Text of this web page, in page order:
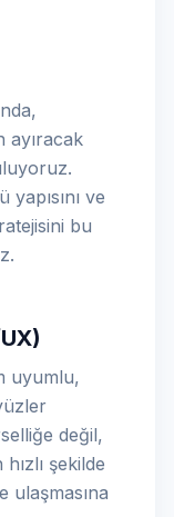
ayıracak
ve
bu
uyumlu,
değil,
şekilde
ulaşmasına